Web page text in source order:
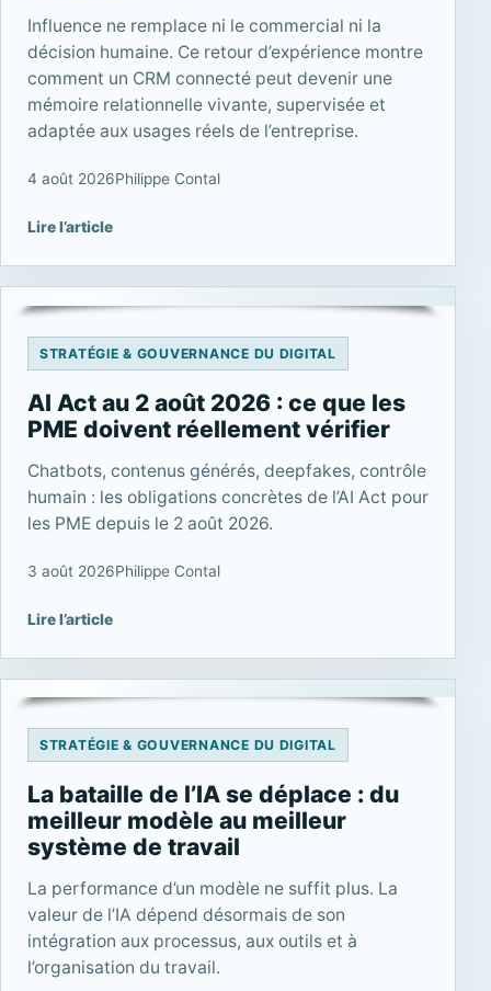
Influence ne remplace ni le commercial ni la
décision humaine. Ce retour d’expérience montre
comment un CRM connecté peut devenir une
mémoire relationnelle vivante, supervisée et
adaptée aux usages réels de l’entreprise.
4 août 2026Philippe Contal
Lire l’article
STRATÉGIE & GOUVERNANCE DU DIGITAL
AI Act au 2 août 2026 : ce que les
PME doivent réellement vérifier
Chatbots, contenus générés, deepfakes, contrôle
humain : les obligations concrètes de l’AI Act pour
les PME depuis le 2 août 2026.
3 août 2026Philippe Contal
Lire l’article
STRATÉGIE & GOUVERNANCE DU DIGITAL
La bataille de l’IA se déplace : du
meilleur modèle au meilleur
système de travail
La performance d’un modèle ne suffit plus. La
valeur de l’IA dépend désormais de son
intégration aux processus, aux outils et à
l’organisation du travail.